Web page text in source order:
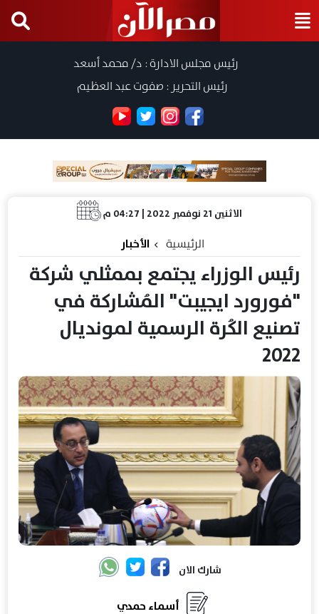
رئيس مجلس الادارة : د/ محمد أسعد
رئيس التحرير : صفوت عبد العظيم
الاثنين 21 نوفمبر 2022 | 04:27 م
الرئيسية الأخبار
رئيس الوزراء يجتمع بممثلي شركة
"فورورد ايجيبت" المُشاركة في
تصنيع الكُرة الرسمية لمونديال
2022
شارك الان
أسماء حمدي